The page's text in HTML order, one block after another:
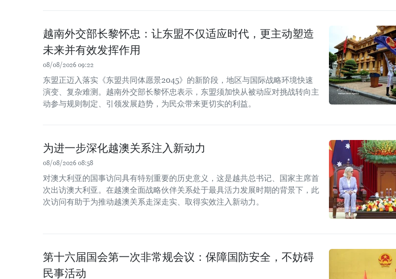
越南外交部长黎怀忠：让东盟不仅适应时代，更主动塑造
未来并有效发挥作用
08/08/2026 09:22
东盟正迈入落实《东盟共同体愿景2045》的新阶段，地区与国际战略环境快速
演变、复杂难测。越南外交部长黎怀忠表示，东盟须加快从被动应对挑战转向主
动参与规则制定、引领发展趋势，为民众带来更切实的利益。
为进一步深化越澳关系注入新动力
08/08/2026 08:58
对澳大利亚的国事访问具有特别重要的历史意义，这是越共总书记、国家主席首
次出访澳大利亚。在越澳全面战略伙伴关系处于最具活力发展时期的背景下，此
次访问有助于为推动越澳关系走深走实、取得实效注入新动力。
第十六届国会第一次非常规会议：保障国防安全，不妨碍
民事活动